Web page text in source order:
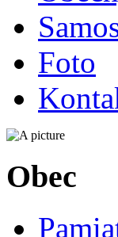
Foto
Obec